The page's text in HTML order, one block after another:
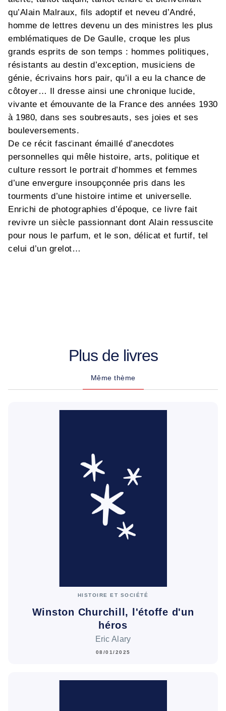
qu’Alain Malraux, fils adoptif et neveu d’André,
homme de lettres devenu un des ministres les plus
emblématiques de De Gaulle, croque les plus
grands esprits de son temps : hommes politiques,
résistants au destin d’exception, musiciens de
génie, écrivains hors pair, qu’il a eu la chance de
côtoyer… Il dresse ainsi une chronique lucide,
vivante et émouvante de la France des années 1930
à 1980, dans ses soubresauts, ses joies et ses
bouleversements.
De ce récit fascinant émaillé d’anecdotes
personnelles qui mêle histoire, arts, politique et
culture ressort le portrait d’hommes et femmes
d’une envergure insoupçonnée pris dans les
tourments d’une histoire intime et universelle.
Enrichi de photographies d’époque, ce livre fait
revivre un siècle passionnant dont Alain ressuscite
pour nous le parfum, et le son, délicat et furtif, tel
celui d’un grelot…
Plus de livres
Même thème
HISTOIRE ET SOCIÉTÉ
Winston Churchill, l'étoffe d'un
héros
Eric Alary
08/01/2025